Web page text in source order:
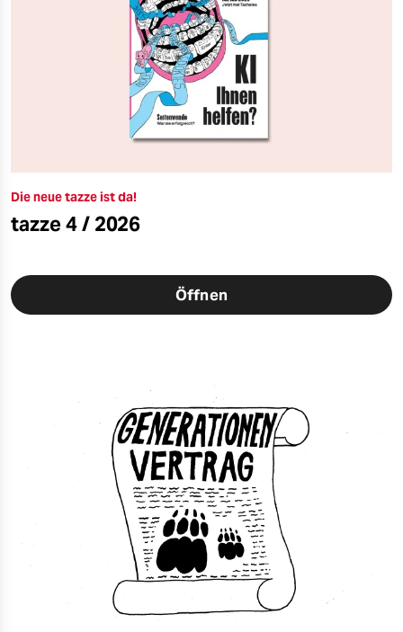
Die neue tazze ist da!
tazze 4 / 2026
Öffnen